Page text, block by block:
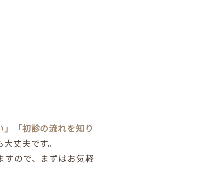
い成分を使用する必要
敏」の原因となるこ
歯が
」「初診の流れを知り
丈夫です。
すので、まずはお気軽